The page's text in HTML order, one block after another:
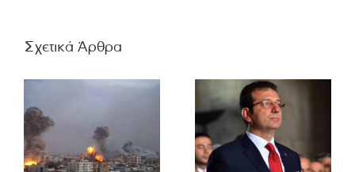
Σχετικά Άρθρα